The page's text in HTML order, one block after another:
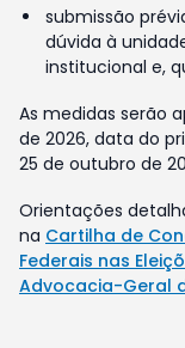
submissão
dúvida à
institucional e,
As medidas serão
de 2026, data do
25 de outubro de
Orientações
na Cartilha de
Federais nas
Advocacia-Geral